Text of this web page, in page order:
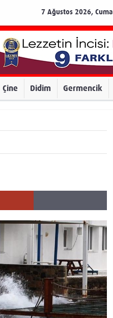
7 Ağustos 2026, Cuma
Çine Didim Germencik